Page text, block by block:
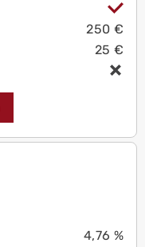
250 €
25 €
4,76 %